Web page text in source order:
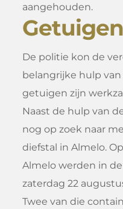
aangehouden.
De politie kon de
belangrijke hulp
getuigen zijn
Naast de hulp van
nog op zoek naar
diefstal in Almelo.
Almelo werden in
zaterdag 22
Twee van die